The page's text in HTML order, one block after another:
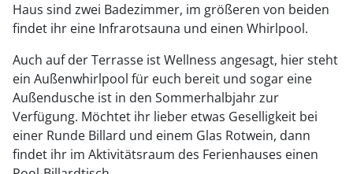
Haus sind zwei Badezimmer, im größeren von beiden
findet ihr eine Infrarotsauna und einen Whirlpool.
Auch auf der Terrasse ist Wellness angesagt, hier steht
ein Außenwhirlpool für euch bereit und sogar eine
Außendusche ist in den Sommerhalbjahr zur
Verfügung. Möchtet ihr lieber etwas Geselligkeit bei
einer Runde Billard und einem Glas Rotwein, dann
findet ihr im Aktivitätsraum des Ferienhauses einen